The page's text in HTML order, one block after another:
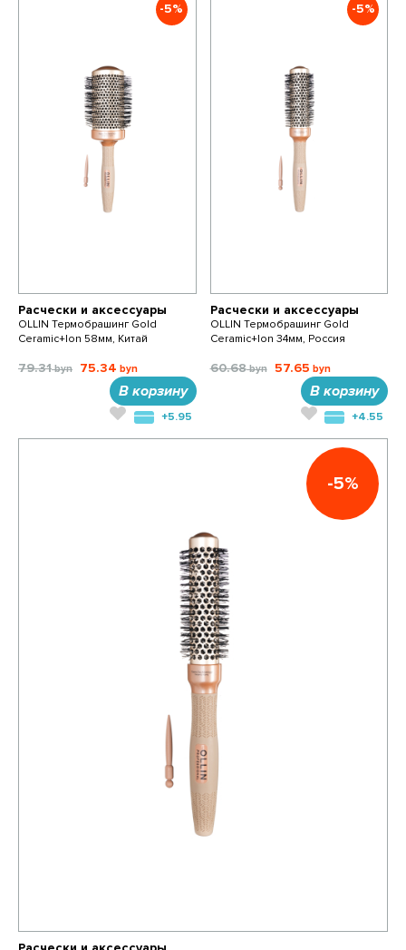
-5%
Расчески и аксессуары
OLLIN Термобрашинг Gold
Ceramic+Ion 58мм, Китай
79.31 75.34
В корзину
+5.95
-5%
Расчески и аксессуары
OLLIN Термобрашинг Gold
Ceramic+Ion 34мм, Россия
60.68 57.65
В корзину
+4.55
-5%